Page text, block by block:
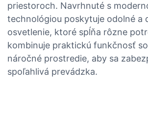
priestoroch. Navrhnuté s
technológiou poskytuje odolné a
osvetlenie, ktoré spĺňa rôzne
kombinuje praktickú funkčnosť
náročné prostredie, aby sa
spoľahlivá prevádzka.